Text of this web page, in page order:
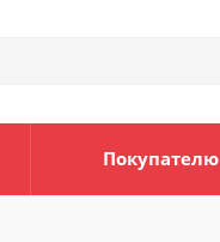
Покупателю